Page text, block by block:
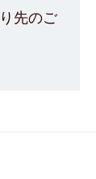
先のご